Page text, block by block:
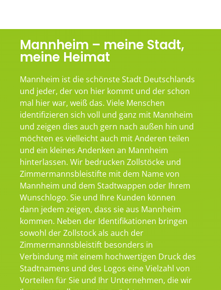
Mannheim – meine Stadt,
meine Heimat
Mannheim ist die schönste Stadt Deutschlands
und jeder, der von hier kommt und der schon
mal hier war, weiß das. Viele Menschen
identifizieren sich voll und ganz mit Mannheim
und zeigen dies auch gern nach außen hin und
möchten es vielleicht auch mit Anderen teilen
und ein kleines Andenken an Mannheim
hinterlassen. Wir bedrucken Zollstöcke und
Zimmermannsbleistifte mit dem Name von
Mannheim und dem Stadtwappen oder Ihrem
Wunschlogo. Sie und Ihre Kunden können
dann jedem zeigen, dass sie aus Mannheim
kommen. Neben der Identifikationen bringen
sowohl der Zollstock als auch der
Zimmermannsbleistift besonders in
Verbindung mit einem hochwertigen Druck des
Stadtnamens und des Logos eine Vielzahl von
Vorteilen für Sie und Ihr Unternehmen, die wir